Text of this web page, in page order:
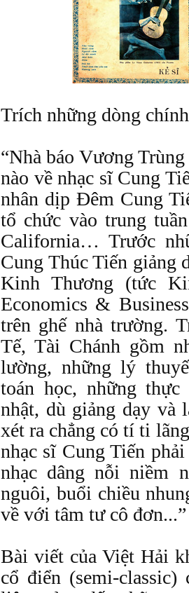
Trích những dòng
“Nhà báo Vương
nào về nhạc sĩ Cung
nhân dịp Đêm Cung
tổ chức vào trung
California… Trước
Cung Thúc Tiến giảng
Kinh Thương (tức
Economics &
trên ghế nhà trường.
Tế, Tài Chánh gồm
lường, những lý
toán học, những
nhật, dù giảng dạy và
xét ra chẳng có tí ti
nhạc sĩ Cung Tiến
nhạc dâng nỗi niềm
nguôi, buổi chiều
về với tâm tư cô đơn...”
Bài viết của Việt Hải
cổ điển (semi-